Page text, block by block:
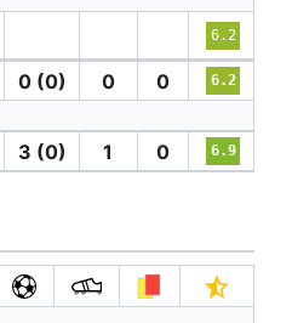
6.2
0 (0) 0 0 6.2
3 (0) 1 0 6.9